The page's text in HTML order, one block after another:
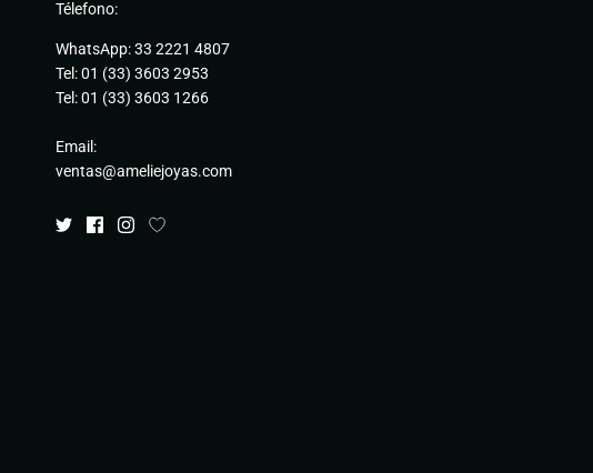
Télefono:
WhatsApp: 33 2221 4807
Tel: 01 (33) 3603 2953
Tel: 01 (33) 3603 1266
Email:
ventas@ameliejoyas.com